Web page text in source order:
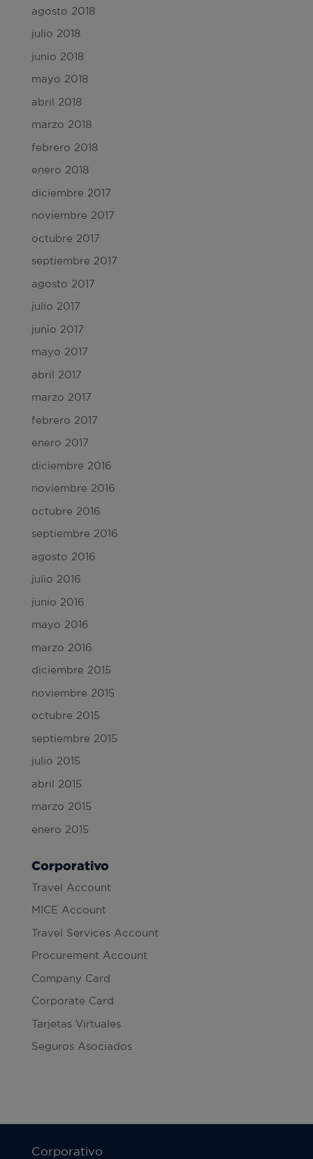
agosto 2018
julio 2018
junio 2018
mayo 2018
abril 2018
marzo 2018
febrero 2018
enero 2018
diciembre 2017
noviembre 2017
octubre 2017
septiembre 2017
agosto 2017
julio 2017
junio 2017
mayo 2017
abril 2017
marzo 2017
febrero 2017
enero 2017
diciembre 2016
noviembre 2016
octubre 2016
septiembre 2016
agosto 2016
julio 2016
junio 2016
mayo 2016
marzo 2016
diciembre 2015
noviembre 2015
octubre 2015
septiembre 2015
julio 2015
abril 2015
marzo 2015
enero 2015
Corporativo
Travel Account
MICE Account
Travel Services Account
Procurement Account
Company Card
Corporate Card
Tarjetas Virtuales
Seguros Asociados
Corporativo